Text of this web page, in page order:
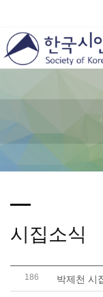
시집소식
186 박제천 시